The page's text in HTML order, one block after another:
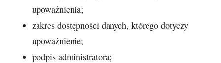
upoważnienia;
zakres dostępności danych, którego dotyczy
upoważnienie;
podpis administratora;